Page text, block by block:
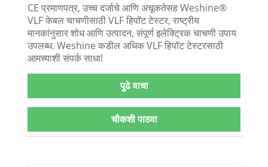
CE प्रमाणपत्र, उच्च दर्जाचे आणि अचूकतेसह Weshine®
VLF केबल चाचणीसाठी VLF हिपॉट टेस्टर, राष्ट्रीय
मानकांनुसार शोध आणि उत्पादन, संपूर्ण इलेक्ट्रिक चाचणी उपाय
उपलब्ध. Weshine कडील अधिक VLF हिपॉट टेस्टरसाठी
आमच्याशी संपर्क साधा!
पुढे वाचा
चौकशी पाठवा